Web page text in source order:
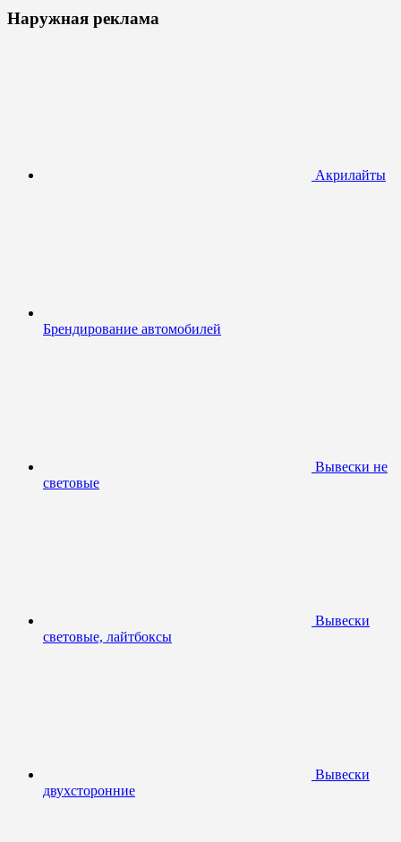
Наружная реклама
Акрилайты
Брендирование автомобилей
Вывески не
световые
Вывески
световые, лайтбоксы
Вывески
двухсторонние